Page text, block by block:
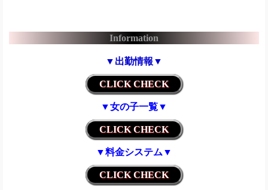
Information
▼ 出勤情報 ▼
CLICK CHECK
▼女の子一覧▼
CLICK CHECK
▼料金システム ▼
CLICK CHECK